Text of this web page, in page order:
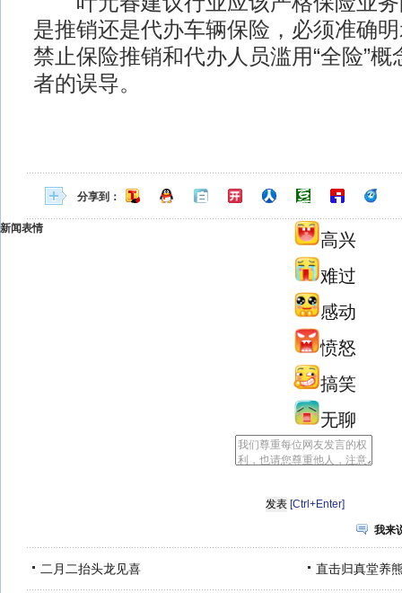
是推销还是代办车辆保险，必须准确
禁止保险推销和代办人员滥用“全险”
者的误导。
分享到：
新闻表情
高兴
难过
感动
愤怒
搞笑
无聊
[Ctrl+Enter]
我来
二月二抬头龙见喜 直击归真堂养